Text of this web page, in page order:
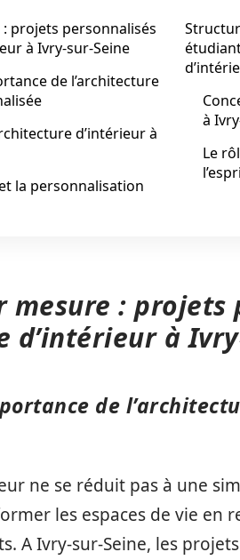
projets personnalisés
à Ivry-sur-Seine
de l’architecture
d’intérieur à
la personnalisation
à
Le
mesure : projets
d’intérieur à
de
ne se réduit pas à une
les espaces de vie en
A Ivry-sur-Seine, les